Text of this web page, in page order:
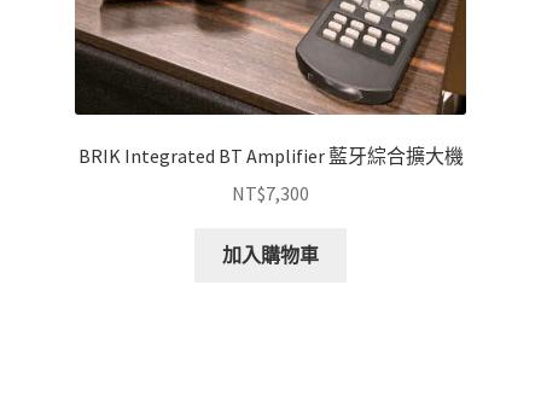
BRIK Integrated BT Amplifier 藍牙綜合擴大機
NT$7,300
加入購物車